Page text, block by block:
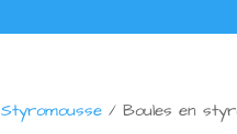
Styromousse/ Boules en